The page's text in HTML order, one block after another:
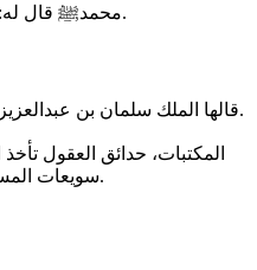
محمدﷺ قال له: (اقرأ).. أول آية نزلت بدأت بـ (اقرأ).
قالها الملك سلمان بن عبدالعزيز -حفظه الله- مخاطباً شعبه العظيم.
المكتبات، حدائق العقول
سويعات المساء، تجابه النبلاء، والشعراء، والأدباء.